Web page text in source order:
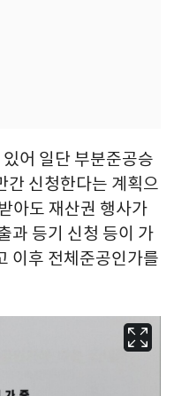
어 일단 부분준공승
간 신청한다는 계획으
아도 재산권 행사가
과 등기 신청 등이 가
이후 전체준공인가를